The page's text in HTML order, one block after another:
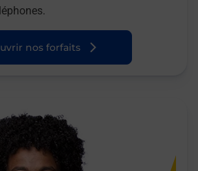
nos forfaits